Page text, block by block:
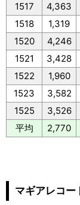
1517
4,363
1518
1,319
1520
4,246
1521
3,428
1522
1,960
1523
3,582
1525
3,526
平均
2,770
マギアレコ